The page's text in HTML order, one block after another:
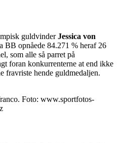
guldvinderJessica von
BB opnåede 84.271 % heraf 26
som alle så parret på
foran konkurrenterne at end ikke
fravriste hende guldmedaljen.
Foto: www.sportfotos-